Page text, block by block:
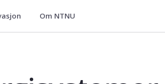
Om NTNU
- TEP4522